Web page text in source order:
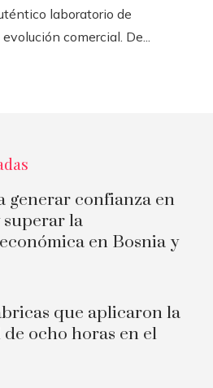
laboratorio de
comercial. De...
generar confianza en
superar la
en Bosnia y
que aplicaron la
ocho horas en el